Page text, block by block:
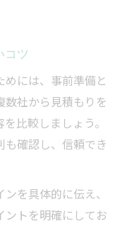
コツ
には、事前準備と
社から見積もりを
比較しましょう。
確認し、信頼でき
を具体的に伝え、
ントを明確にしてお